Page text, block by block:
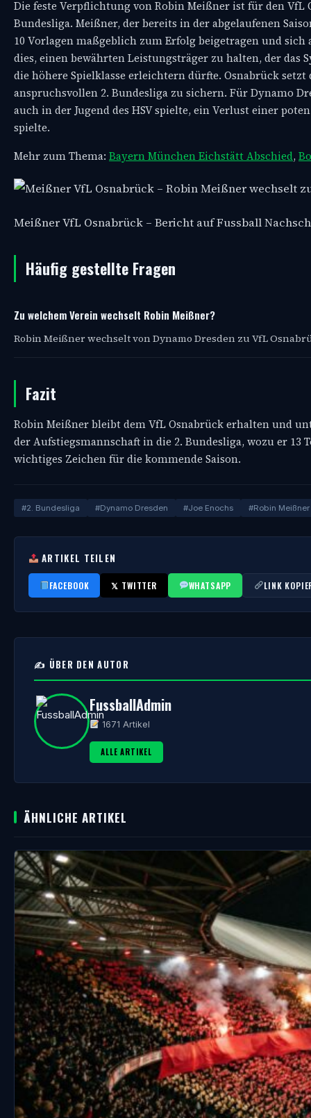
Die feste Verpflichtung von Robin Meißner ist für den
Bundesliga. Meißner, der bereits in der abgelaufenen
10 Vorlagen maßgeblich zum Erfolg beigetragen und
dies, einen bewährten Leistungsträger zu halten, der das
die höhere Spielklasse erleichtern dürfte. Osnabrück
anspruchsvollen 2. Bundesliga zu sichern. Für Dynamo
auch in der Jugend des HSV spielte, ein Verlust einer
spielte.
Mehr zum Thema: Bayern München Eichstätt Abschied,
Meißner VfL Osnabrück – Bericht auf Fussball
Häufig gestellte Fragen
Zu welchem Verein wechselt Robin Meißner?
Robin Meißner wechselt von Dynamo Dresden zu VfL
Fazit
Robin Meißner bleibt dem VfL Osnabrück erhalten und
der Aufstiegsmannschaft in die 2. Bundesliga, wozu er 13
wichtiges Zeichen für die kommende Saison.
#2. Bundesliga #Dynamo Dresden #Joe Enochs #Robin Meißner
ARTIKEL TEILEN
FACEBOOK 𝕏 TWITTER WHATSAPP LINK
✍️ ÜBER DEN AUTOR
FussballAdmin
1671 Artikel
ALLE ARTIKEL
ÄHNLICHE ARTIKEL